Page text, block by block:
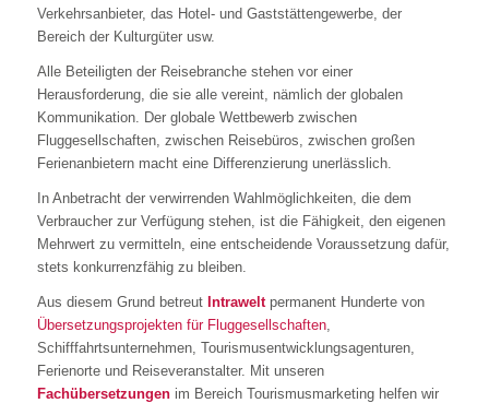
Verkehrsanbieter, das Hotel- und Gaststättengewerbe, der
Bereich der Kulturgüter usw.
Alle Beteiligten der Reisebranche stehen vor einer
Herausforderung, die sie alle vereint, nämlich der globalen
Kommunikation. Der globale Wettbewerb zwischen
Fluggesellschaften, zwischen Reisebüros, zwischen großen
Ferienanbietern macht eine Differenzierung unerlässlich.
In Anbetracht der verwirrenden Wahlmöglichkeiten, die dem
Verbraucher zur Verfügung stehen, ist die Fähigkeit, den eigenen
Mehrwert zu vermitteln, eine entscheidende Voraussetzung dafür,
stets konkurrenzfähig zu bleiben.
Aus diesem Grund betreut Intraweltpermanent Hunderte von
Übersetzungsprojekten für Fluggesellschaften,
Schifffahrtsunternehmen, Tourismusentwicklungsagenturen,
Ferienorte und Reiseveranstalter. Mit unseren
Fachübersetzungenim Bereich Tourismusmarketing helfen wir